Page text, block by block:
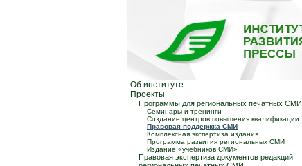
Об институте
Проекты
Программы для региональных печатных СМИ
Семинары и тренинги
Создание центров повышения квалификации
Правовая поддержка СМИ
Комплексная экспертиза издания
Программа развития региональных СМИ
Издание «учебников СМИ»
Правовая экспертиза документов редакций